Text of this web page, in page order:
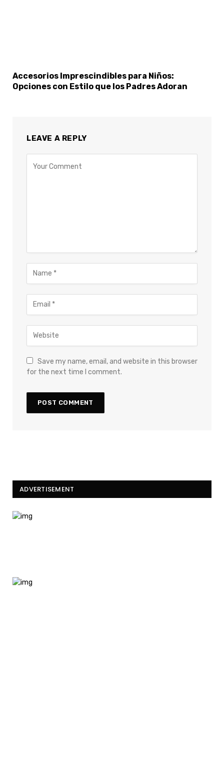
Accesorios Imprescindibles para Niños:
Opciones con Estilo que los Padres Adoran
LEAVE A REPLY
Save my name, email, and website in this browser
for the next time I comment.
ADVERTISEMENT